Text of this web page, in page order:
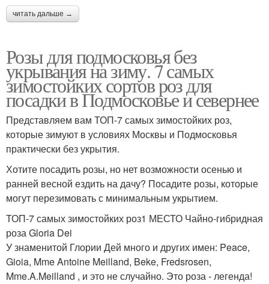
читать дальше →
Розы для подмосковья без
укрывания на зиму. 7 самых
зимостойких сортов роз для
посадки в Подмосковье и севернее
Представляем вам ТОП-7 самых зимостойких роз,
которые зимуют в условиях Москвы и Подмосковья
практически без укрытия.
Хотите посадить розы, но нет возможности осенью и
ранней весной ездить на дачу? Посадите розы, которые
могут перезимовать с минимальным укрытием.
ТОП-7 самых зимостойких роз1 МЕСТО Чайно-гибридная
роза Gloria Dei
У знаменитой Глории Дей много и других имен: Peace,
Gioia, Mme Antoine Meilland, Beke, Fredsrosen,
Mme.A.Meilland , и это не случайно. Это роза - легенда!